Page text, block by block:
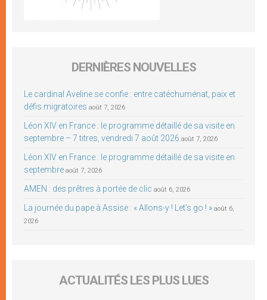
DERNIÈRES NOUVELLES
Le cardinal Aveline se confie : entre catéchuménat, paix et
défis migratoires août 7, 2026
Léon XIV en France : le programme détaillé de sa visite en
septembre – 7 titres, vendredi 7 août 2026 août 7, 2026
Léon XIV en France : le programme détaillé de sa visite en
septembre août 7, 2026
AMEN : des prêtres à portée de clic août 6, 2026
La journée du pape à Assise : « Allons-y ! Let’s go ! » août 6,
2026
ACTUALITÉS LES PLUS LUES